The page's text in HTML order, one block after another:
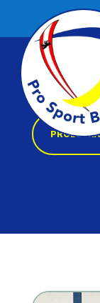
Wir sind